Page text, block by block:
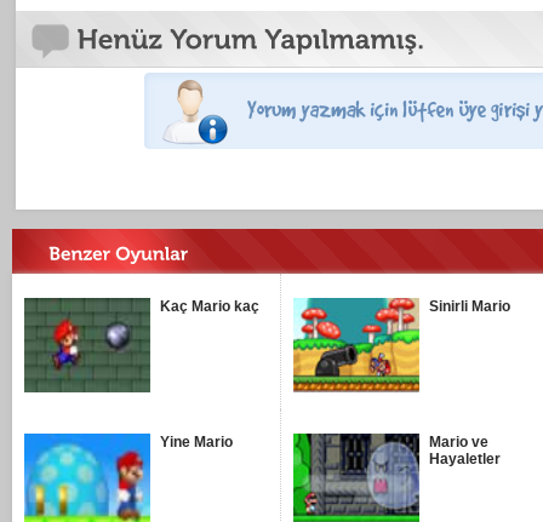
Kaç Mario kaç Sinirli Mario
Yine Mario
Mario ve
Hayaletler